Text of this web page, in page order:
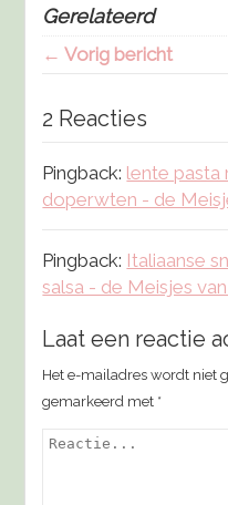
Gerelateerd
← Vorig bericht
2 Reacties
Pingback: lente pasta
doperwten - de
Pingback: Italiaanse
salsa - de Meisjes
Laat een reactie
Het e-mailadres wordt niet
gemarkeerd met *